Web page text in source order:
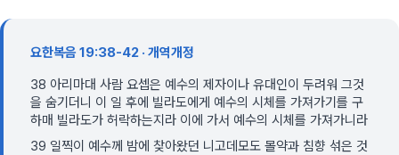
요한복음 19:38-42 · 개역개정
38 아리마대 사람 요셉은 예수의 제자이나 유대인이 두려워 그것
을 숨기더니 이 일 후에 빌라도에게 예수의 시체를 가져가기를 구
하매 빌라도가 허락하는지라 이에 가서 예수의 시체를 가져가니라
39 일찍이 예수께 밤에 찾아왔던 니고데모도 몰약과 침향 섞은 것